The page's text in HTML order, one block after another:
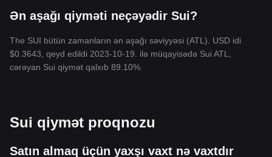
Ən aşağı qiyməti neçəyədir Sui?
The SUI bütün zamanların ən aşağı səviyyəsi (ATL). USD idi
$0.3643, qeyd edildi 2023-10-19. ilə müqayisədə Sui ATL,
cərəyan Sui qiymət qalxıb 89.10%.
Sui qiymət proqnozu
Satın almaq üçün yaxşı vaxt nə vaxtdır